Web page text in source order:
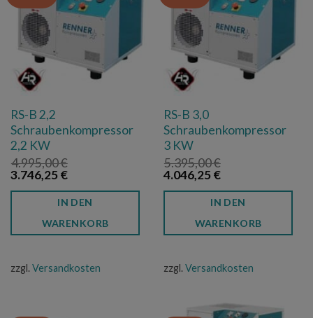
RS-B 2,2
Schraubenkompressor
2,2 KW
4.995,00€
Ursprünglicher
4.995,00 €
3.746,25€Aktueller
ist:
3.746,25 €.
IN DEN
WARENKORB
zzgl. Versandkosten
RS-B 3,0
Schraubenkompressor
3 KW
5.395,00€
Ursprünglicher
5.395,00 €
4.046,25€Aktueller
ist:
4.046,25 €.
IN DEN
WARENKORB
zzgl. Versandkosten